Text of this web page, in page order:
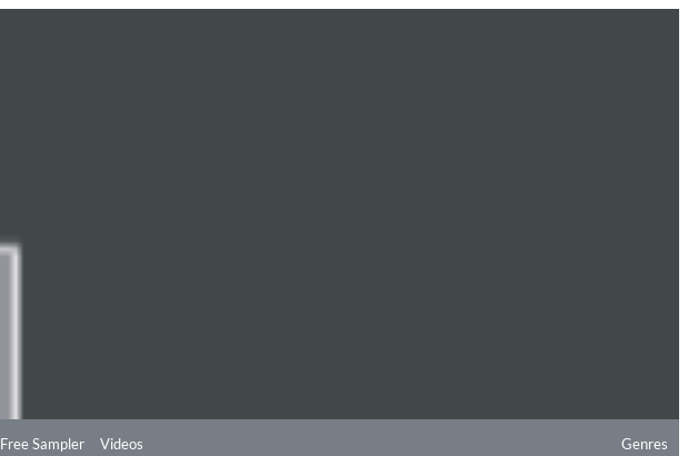
Free Sampler Videos Genres